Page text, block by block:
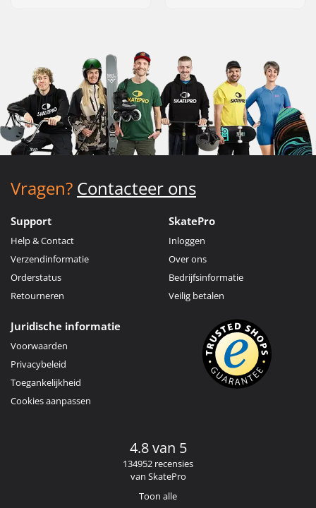
Vragen? Contacteer ons
Support
Help & Contact
Verzendinformatie
Orderstatus
Retourneren
SkatePro
Inloggen
Over ons
Bedrijfsinformatie
Veilig betalen
Juridische informatie
Voorwaarden
Privacybeleid
Toegankelijkheid
Cookies aanpassen
4.8 van 5
134952 recensies
van SkatePro
Toon alle